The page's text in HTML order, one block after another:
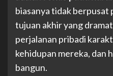
biasanya tidak berpusat
tujuan akhir yang
perjalanan pribadi
kehidupan mereka, dan
bangun.